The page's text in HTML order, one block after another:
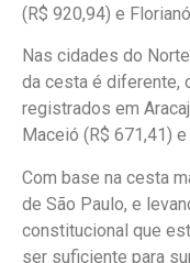
(R$ 920,94) e
Nas cidades do
da cesta é diferente,
registrados em
Maceió (R$ 671,41)
Com base na cesta
de São Paulo, e
constitucional que
ser suficiente para